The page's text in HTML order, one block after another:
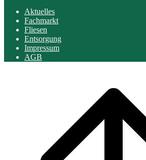
Aktuelles
Fachmarkt
Fliesen
Entsorgung
Impressum
AGB